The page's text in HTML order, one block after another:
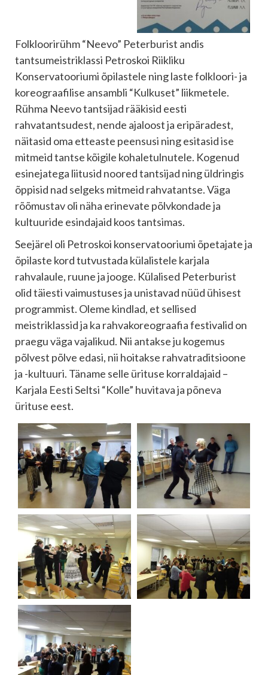
Folkloorirühm “Neevo” Peterburist andis
tantsumeistriklassi Petroskoi Riikliku
Konservatooriumi õpilastele ning laste folkloori- ja
koreograafilise ansambli “Kulkuset” liikmetele.
Rühma Neevo tantsijad rääkisid eesti
rahvatantsudest, nende ajaloost ja eripäradest,
näitasid oma etteaste peensusi ning esitasid ise
mitmeid tantse kõigile kohaletulnutele. Kogenud
esinejatega liitusid noored tantsijad ning üldringis
õppisid nad selgeks mitmeid rahvatantse. Väga
rõõmustav oli näha erinevate põlvkondade ja
kultuuride esindajaid koos tantsimas.
Seejärel oli Petroskoi konservatooriumi õpetajate ja
õpilaste kord tutvustada külalistele karjala
rahvalaule, ruune ja jooge. Külalised Peterburist
olid täiesti vaimustuses ja unistavad nüüd ühisest
programmist. Oleme kindlad, et sellised
meistriklassid ja ka rahvakoreograafia festivalid on
praegu väga vajalikud. Nii antakse ju kogemus
põlvest põlve edasi, nii hoitakse rahvatraditsioone
ja -kultuuri. Täname selle ürituse korraldajaid –
Karjala Eesti Seltsi “Kolle” huvitava ja põneva
ürituse eest.